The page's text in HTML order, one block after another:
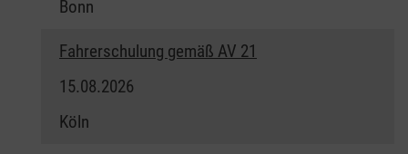
Bonn
Fahrerschulung gemäß AV 21
15.08.2026
Köln